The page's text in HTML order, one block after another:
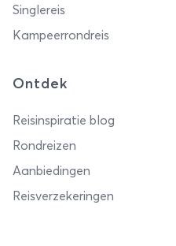
Singlereis
Kampeerrondreis
Ontdek
Reisinspiratie blog
Rondreizen
Aanbiedingen
Reisverzekeringen